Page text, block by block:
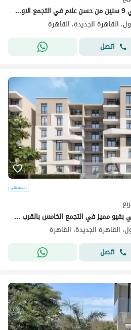
اخر فيلا متشطبه بالتقسيط علي 9 سنين من حسن علام في التجمع الاول جنب ميراج سيتي
القاهرة الجديدة، القاهرة
اتصل
شقه للبيع في كمبوند تاج سيتي بفيو مميز في التجمع الخامس بالقرب من الجولدن اسكوير والجامعه الامريكيه بخصم كاش 50% | Taj city
القاهرة الجديدة، القاهرة
اتصل